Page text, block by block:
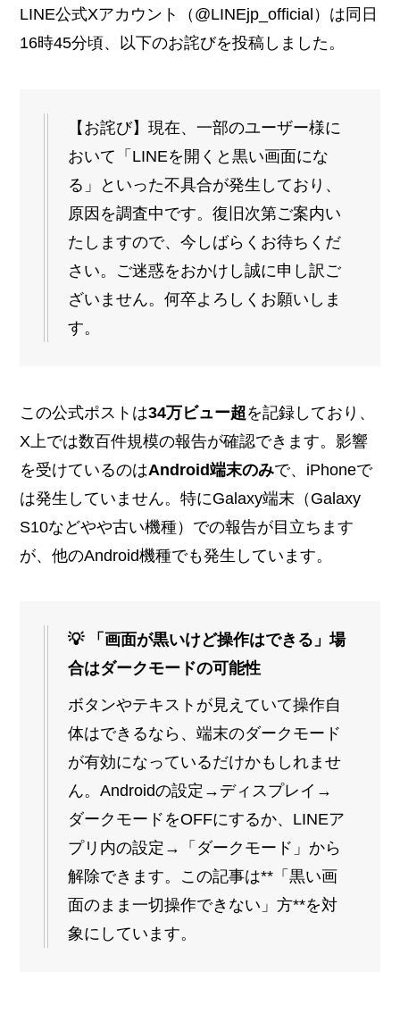
LINE公式Xアカウント（@LINEjp_official）は同日
16時45分頃、以下のお詫びを投稿しました。
【お詫び】現在、一部のユーザー様に
おいて「LINEを開くと黒い画面にな
る」といった不具合が発生しており、
原因を調査中です。復旧次第ご案内い
たしますので、今しばらくお待ちくだ
さい。ご迷惑をおかけし誠に申し訳ご
ざいません。何卒よろしくお願いしま
す。
この公式ポストは34万ビュー超を記録しており、
X上では数百件規模の報告が確認できます。影響
を受けているのはAndroid端末のみで、iPhoneで
は発生していません。特にGalaxy端末（Galaxy
S10などやや古い機種）での報告が目立ちます
が、他のAndroid機種でも発生しています。
💡 「画面が黒いけど操作はできる」場
合はダークモードの可能性
ボタンやテキストが見えていて操作自
体はできるなら、端末のダークモード
が有効になっているだけかもしれませ
ん。Androidの設定→ディスプレイ→
ダークモードをOFFにするか、LINEア
プリ内の設定→「ダークモード」から
解除できます。この記事は**「黒い画
面のまま一切操作できない」方**を対
象にしています。